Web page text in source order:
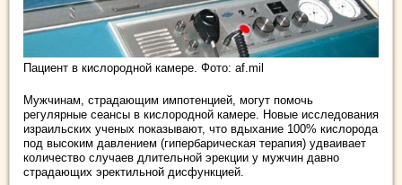
Пациент в кислородной камере. Фото: af.mil
Мужчинам, страдающим импотенцией, могут помочь
регулярные сеансы в кислородной камере. Новые исследования
израильских ученых показывают, что вдыхание 100% кислорода
под высоким давлением (гипербарическая терапия) удваивает
количество случаев длительной эрекции у мужчин давно
страдающих эректильной дисфункцией.